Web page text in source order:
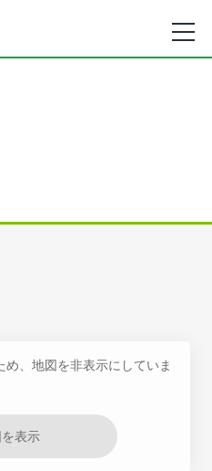
、地図を非表示にしていま
表示